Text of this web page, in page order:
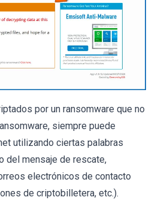
por un ransomware que no
siempre puede
utilizando ciertas palabras
del mensaje de rescate,
electrónicos de contacto
de criptobilletera, etc.).